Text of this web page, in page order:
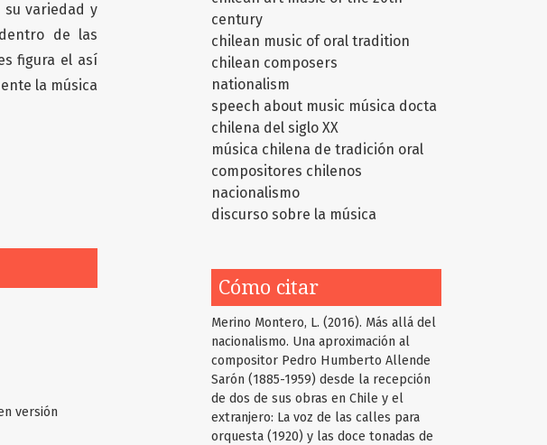
century
chilean music of oral tradition
chilean composers
nationalism
speech about music música docta
chilena del siglo XX
música chilena de tradición oral
compositores chilenos
nacionalismo
discurso sobre la música
Cómo citar
Merino Montero, L. (2016). Más allá del
nacionalismo. Una aproximación al
compositor Pedro Humberto Allende
Sarón (1885-1959) desde la recepción
de dos de sus obras en Chile y el
extranjero: La voz de las calles para
orquesta (1920) y las doce tonadas de
su variedad y
de las
figura el así
la música
versión